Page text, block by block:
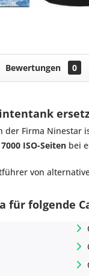
Bewertungen 0
der Firma Ninestar
7000 ISO-Seiten bei
von
für folgende